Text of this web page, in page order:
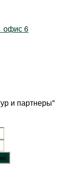
офис 6
и партнеры"